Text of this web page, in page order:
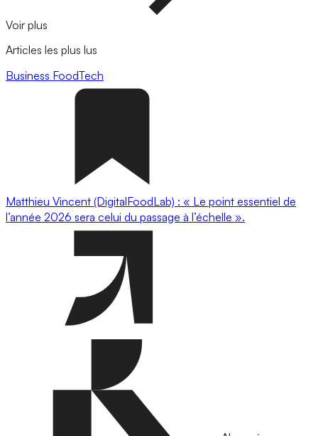
Voir plus
Articles les plus lus
Business FoodTech
Matthieu Vincent (DigitalFoodLab) : « Le point essentiel de
l’année 2026 sera celui du passage à l’échelle ».